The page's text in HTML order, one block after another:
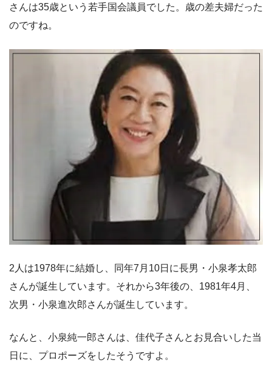
さんは35歳という若手国会議員でした。歳の差夫婦だった
のですね。
2人は1978年に結婚し、同年7月10日に長男・小泉孝太郎
さんが誕生しています。それから3年後の、1981年4月、
次男・小泉進次郎さんが誕生しています。
なんと、小泉純一郎さんは、佳代子さんとお見合いした当
日に、プロポーズをしたそうですよ。